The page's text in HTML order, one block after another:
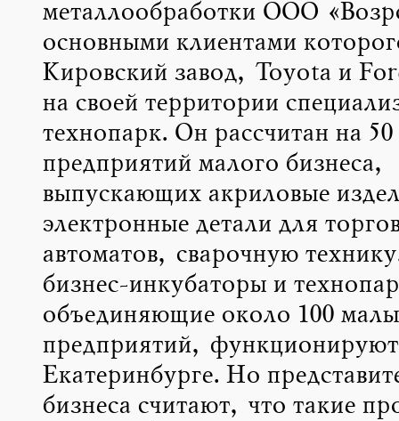
металлообработки ООО
основными клиентами
Кировский завод, Toyota и
на своей территории
технопарк. Он рассчитан на 50
предприятий малого бизнеса,
выпускающих акриловые
электронные детали для
автоматов, сварочную
бизнес-инкубаторы и
объединяющие около 100
предприятий, функционируют
Екатеринбурге. Но
бизнеса считают, что такие